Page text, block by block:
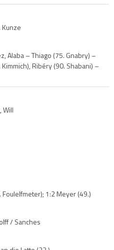
Kunze
Alaba – Thiago (75. Gnabry) –
Ribéry (90. Shabani) –
Will
1:2 Meyer (49.)
/ Sanches